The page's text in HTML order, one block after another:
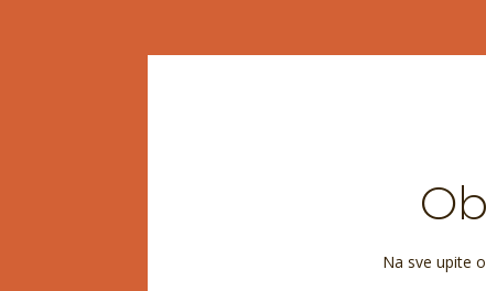
Na sve upite